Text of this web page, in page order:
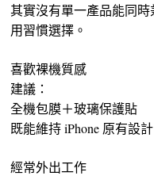
其實沒有單一產品能同
用習慣選擇。
喜歡裸機質感
建議：
全機包膜＋玻璃保護貼
既能維持 iPhone 原有設
經常外出工作